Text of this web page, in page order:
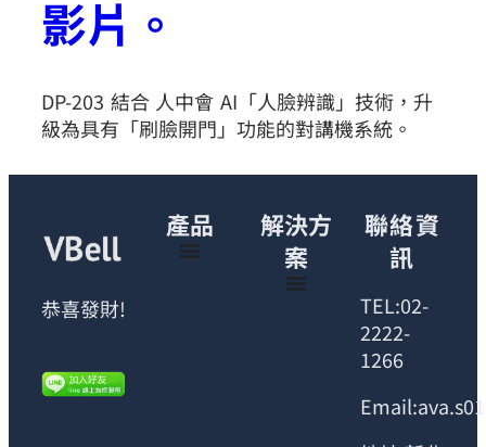
影片。
DP-203 結合 人中會 AI「人臉辨識」技術，升
級為具有「刷臉開門」功能的對講機系統。
恭喜發財!
產品
解決方
案
聯絡資
訊
TEL:02-
2222-
1266